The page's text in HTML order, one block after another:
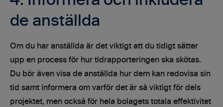
de anställda
Om du har anställda är det viktigt att du tidigt sätter
upp en process för hur tidrapporteringen ska skötas.
Du bör även visa de anställda hur dem kan redovisa sin
tid samt informera om varför det är så viktigt för dels
projektet, men också för hela bolagets totala effektivitet